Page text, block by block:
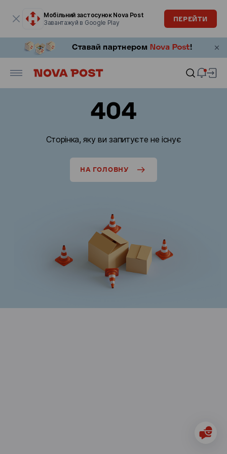
Мобільний застосунок Nova Post
Завантажуй в Google Play
ПЕРЕЙТИ
404
Сторінка, яку ви запитуєте не існує
НА ГОЛОВНУ